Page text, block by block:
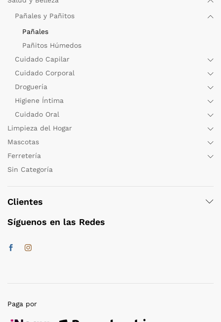
Pañales y Pañitos
Pañales
Pañitos Húmedos
Cuidado Capilar
Cuidado Corporal
Droguería
Higiene Íntima
Cuidado Oral
Limpieza del Hogar
Mascotas
Ferretería
Sin Categoría
Clientes
Síguenos en las Redes
Paga por